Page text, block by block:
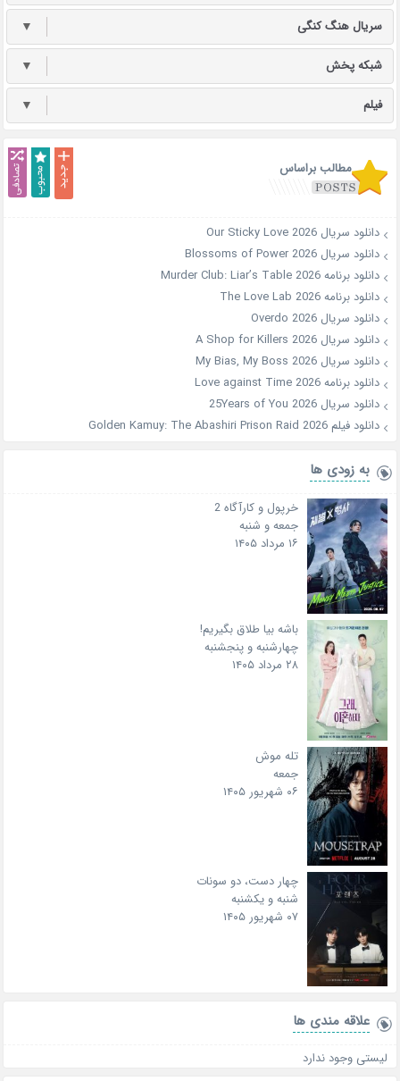
سریال هنگ کنگی ▼
شبکه پخش ▼
فیلم ▼
مطالب براساس
دانلود سریال Our Sticky Love 2026
دانلود سریال Blossoms of Power 2026
دانلود برنامه Murder Club: Liar’s Table 2026
دانلود برنامه The Love Lab 2026
دانلود سریال Overdo 2026
دانلود سریال A Shop for Killers 2026
دانلود سریال My Bias, My Boss 2026
دانلود برنامه Love against Time 2026
دانلود سریال 25Years of You 2026
دانلود فیلم Golden Kamuy: The Abashiri Prison Raid 2026
به زودی ها
خرپول و کارآگاه 2
جمعه و شنبه
۱۶ مرداد ۱۴۰۵
باشه بیا طلاق بگیریم!
چهارشنبه و پنجشنبه
۲۸ مرداد ۱۴۰۵
تله موش
جمعه
۰۶ شهریور ۱۴۰۵
چهار دست، دو سونات
شنبه و یکشنبه
۰۷ شهریور ۱۴۰۵
علاقه‌ مندی ها
لیستی وجود ندارد